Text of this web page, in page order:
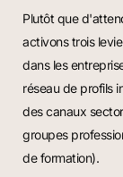
Plutôt que
activons trois
dans les
réseau de profils
des canaux
groupes
de formation).